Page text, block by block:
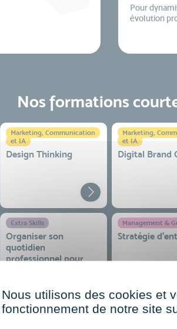
Pour
évolution
Nos formations
Marketing, Communication
et IA
Design Thinking
Marketing,
et IA
Digital Brand
Extra Skills
Organiser son
quotidien
professionnel pour
Management &
Stratégie
Nous utilisons des cookies et
fonctionnement de notre site